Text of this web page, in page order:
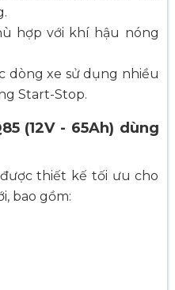
hợp với khí hậu nóng
dòng xe sử dụng nhiều
Start-Stop.
(12V - 65Ah) dùng
thiết kế tối ưu cho
bao gồm: